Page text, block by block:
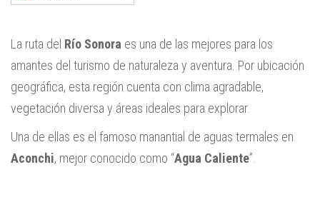
La ruta del Río Sonora es una de las mejores para los
amantes del turismo de naturaleza y aventura. Por ubicación
geográfica, esta región cuenta con clima agradable,
vegetación diversa y áreas ideales para explorar.
Una de ellas es el famoso manantial de aguas termales en
Aconchi, mejor conocido como “Agua Caliente”.